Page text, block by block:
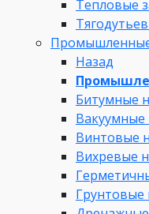
Тепловые
Назад
Битумные
Винтовые
Вихревые
Грунтовые